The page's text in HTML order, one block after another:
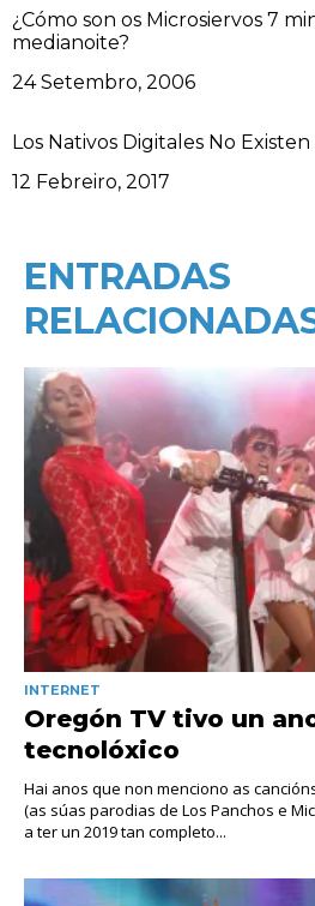
¿Cómo son os Microsiervos 7
medianoite?
Data
24 Setembro, 2006
Los Nativos Digitales No
Data
12 Febreiro, 2017
ENTRADAS
INTERNET
Oregón TV tivo un
tecnolóxico
Hai anos que non menciono as
(as súas parodias de Los Panchos e
a ter un 2019 tan completo...